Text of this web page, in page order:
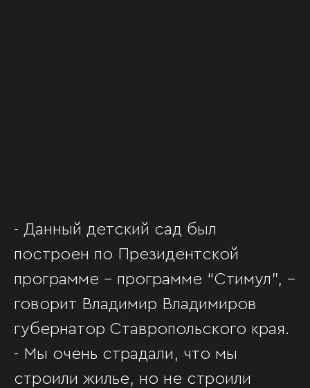
- Данный детский сад был
построен по Президентской
программе - программе “Стимул”, -
говорит Владимир Владимиров
губернатор Ставропольского края.
- Мы очень страдали, что мы
строили жилье, но не строили